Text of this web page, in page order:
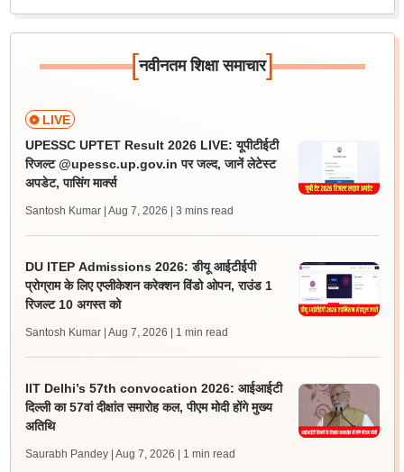
[नवीनतम शिक्षा समाचार]
LIVE
UPESSC UPTET Result 2026 LIVE: यूपीटीईटी
रिजल्ट @upessc.up.gov.in पर जल्द, जानें लेटेस्ट
अपडेट, पासिंग मार्क्स
Santosh Kumar | Aug 7, 2026 | 3 mins read
DU ITEP Admissions 2026: डीयू आईटीईपी
प्रोग्राम के लिए एप्लीकेशन करेक्शन विंडो ओपन, राउंड 1
रिजल्ट 10 अगस्त को
Santosh Kumar | Aug 7, 2026 | 1 min read
IIT Delhi’s 57th convocation 2026: आईआईटी
दिल्ली का 57वां दीक्षांत समारोह कल, पीएम मोदी होंगे मुख्य
अतिथि
Saurabh Pandey | Aug 7, 2026 | 1 min read